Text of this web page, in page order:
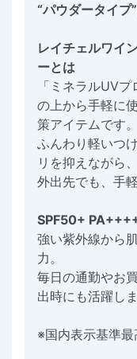
“パウダータイプ
レイチェルワイ
ーとは
「ミネラルUV
の上から手軽に
策アイテムです。
ふんわり軽いつ
リを抑えながら
外出先でも、手
SPF50+
強い紫外線から
力。
毎日の通勤やお
出時にも活躍しま
※国内表示基準最